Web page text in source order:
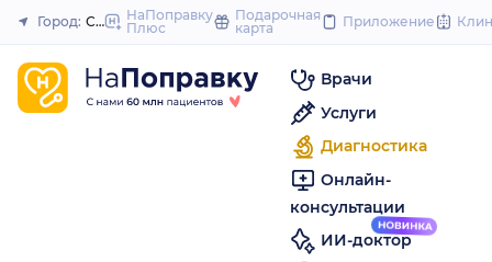
to
Закрыть
Город: Стерлитамак
НаПоправку
Плюс
Подарочная
карта
Приложение
Врачи
Услуги
Диагностика
Онлайн-
консультации
ИИ-доктор